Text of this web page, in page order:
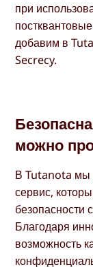
при
добавим в
Secrecy.
можно
В Tutanota мы
сервис,
безопасности
Благодаря
возможность